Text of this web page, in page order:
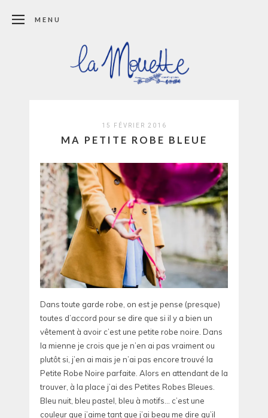
MENU
15 FÉVRIER 2016
MA PETITE ROBE BLEUE
Dans toute garde robe, on est je pense (presque)
toutes d’accord pour se dire que si il y a bien un
vêtement à avoir c’est une petite robe noire. Dans
la mienne je crois que je n’en ai pas vraiment ou
plutôt si, j’en ai mais je n’ai pas encore trouvé la
Petite Robe Noire parfaite. Alors en attendant de la
trouver, à la place j’ai des Petites Robes Bleues.
Bleu nuit, bleu pastel, bleu à motifs… c’est une
couleur que j’aime tant que j’ai beau me dire qu’il